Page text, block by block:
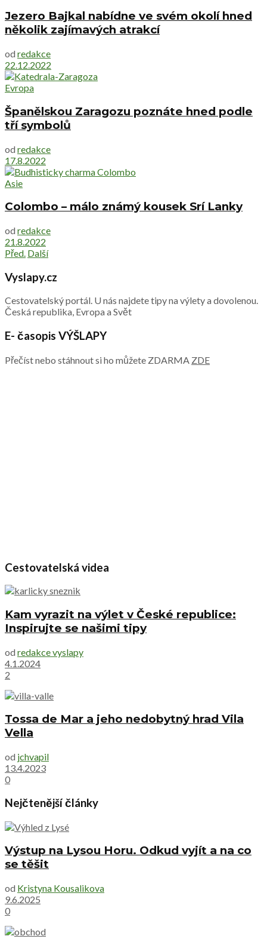
Jezero Bajkal nabídne ve svém okolí hned
několik zajímavých atrakcí
od redakce
22.12.2022
Evropa
Španělskou Zaragozu poznáte hned podle
tří symbolů
od redakce
17.8.2022
Asie
Colombo – málo známý kousek Srí Lanky
od redakce
21.8.2022
Před. Další
Vyslapy.cz
Cestovatelský portál. U nás najdete tipy na výlety a dovolenou.
Česká republika, Evropa a Svět
E- časopis VÝŠLAPY
Přečíst nebo stáhnout si ho můžete ZDARMA ZDE
Cestovatelská videa
Kam vyrazit na výlet v České republice:
Inspirujte se našimi tipy
od redakce vyslapy
4.1.2024
2
Tossa de Mar a jeho nedobytný hrad Vila
Vella
od jchvapil
13.4.2023
0
Nejčtenější články
Výstup na Lysou Horu. Odkud vyjít a na co
se těšit
od Kristyna Kousalikova
9.6.2025
0